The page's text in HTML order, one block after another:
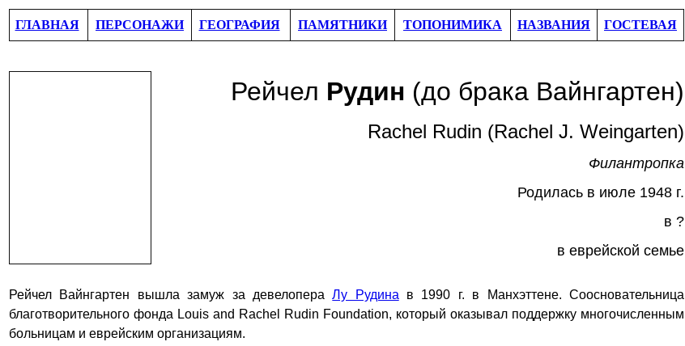
ГЛАВНАЯ ПЕРСОНАЖИ ГЕОГРАФИЯ ПАМЯТНИКИ ТОПОНИМИКА НАЗВАНИЯ ГОСТЕВАЯ
Рейчел Рудин (до брака Вайнгартен)
Rachel Rudin (Rachel J. Weingarten)
Филантропка
Родилась в июле 1948 г.
в ?
в еврейской семье
Рейчел Вайнгартен вышла замуж за девелопераЛу Рудина в 1990 г. в Манхэттене. Соосновательница
благотворительного фонда Louis and Rachel Rudin Foundation, который оказывал поддержку многочисленным
больницам и еврейским организациям.